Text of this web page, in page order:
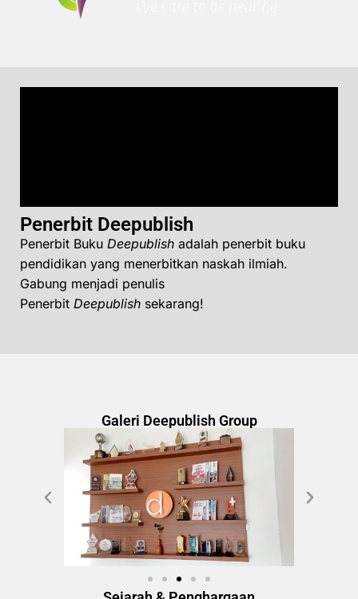
Penerbit Deepublish
Penerbit Buku Deepublish adalah penerbit buku
pendidikan yang menerbitkan naskah ilmiah.
Gabung menjadi penulis
Penerbit Deepublish sekarang!
Galeri Deepublish Group